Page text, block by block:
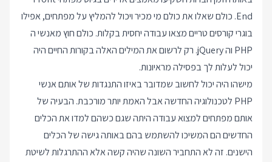
End. כולם שאלו את כולם מי מכיר ויכול להמליץ על מפתחים, אפילו
בוגרי קורסים טריים מצאו עבודה יחסית בקלות. כולם חוץ מאנשי ה
PHP וה jQuery. רק לרשום את המילים האלה בקורות החיים היה
יכול לעלות לך בפסילה מראיונות.
מישהו היה יכול לחשוב שמדובר באיזו התנגדות של אותם אנשי
PHP לטכנולוגיה החדשה אבל האמת יותר מורכבת. הבעיה של
אותם מפתחים למצוא עבודה היתה שגם כשהם למדו את הכלים
החדשים הם המשיכו להשתמש בהם באותה גישה של הכלים
הישנים. זה לא התחביר השונה שהיה קשה אלא ההתרגלות לשיטת